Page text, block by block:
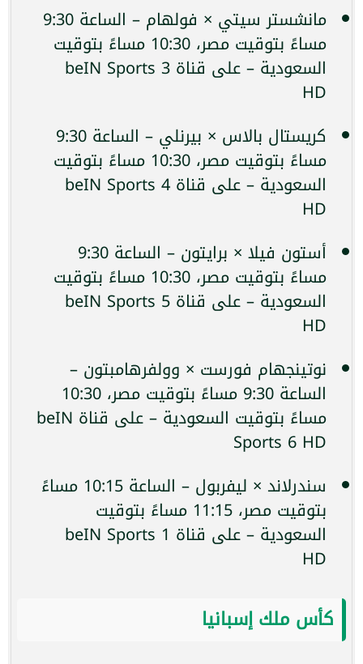
مانشستر سيتي × فولهام – الساعة 9:30
مساءً بتوقيت مصر، 10:30 مساءً بتوقيت
السعودية – على قناة beIN Sports 3
HD
كريستال بالاس × بيرنلي – الساعة 9:30
مساءً بتوقيت مصر، 10:30 مساءً بتوقيت
السعودية – على قناة beIN Sports 4
HD
أستون فيلا × برايتون – الساعة 9:30
مساءً بتوقيت مصر، 10:30 مساءً بتوقيت
السعودية – على قناة beIN Sports 5
HD
نوتينجهام فورست × وولفرهامبتون –
الساعة 9:30 مساءً بتوقيت مصر، 10:30
مساءً بتوقيت السعودية – على قناة beIN
Sports 6 HD
سندرلاند × ليفربول – الساعة 10:15 مساءً
بتوقيت مصر، 11:15 مساءً بتوقيت
السعودية – على قناة beIN Sports 1
HD
كأس ملك إسبانيا